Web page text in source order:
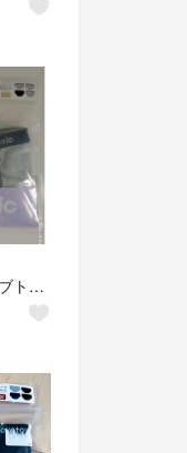
新品・未開封☆ラブトキシック140サイズショーツ4点セット